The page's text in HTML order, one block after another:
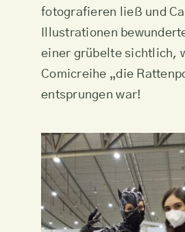
fotografieren ließ und
Illustrationen
einer grübelte sichtlich,
Comicreihe „die
entsprungen war!